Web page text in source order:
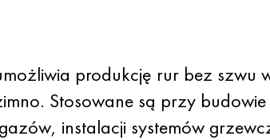
produkcję rur bez szwu
Stosowane są przy
instalacji systemów